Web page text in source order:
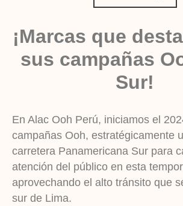
¡Marcas que
sus campañas
Sur!
En Alac Ooh Perú, iniciamos el
campañas Ooh, estratégicamente
carretera Panamericana Sur para
atención del público en esta
aprovechando el alto tránsito que
sur de Lima.